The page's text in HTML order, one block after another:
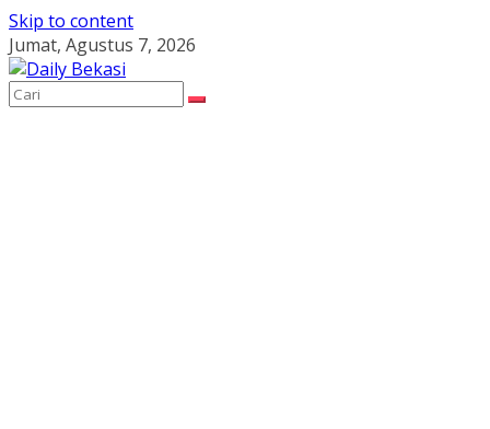
Skip to content
Jumat, Agustus 7, 2026